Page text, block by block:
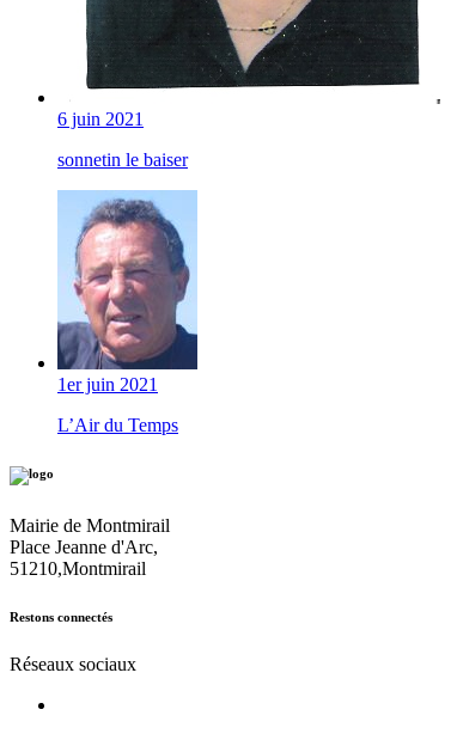
6 juin 2021
sonnetin le baiser
1er juin 2021
L’Air du Temps
Mairie de Montmirail
Place Jeanne d'Arc,
51210,Montmirail
Restons connectés
Réseaux sociaux